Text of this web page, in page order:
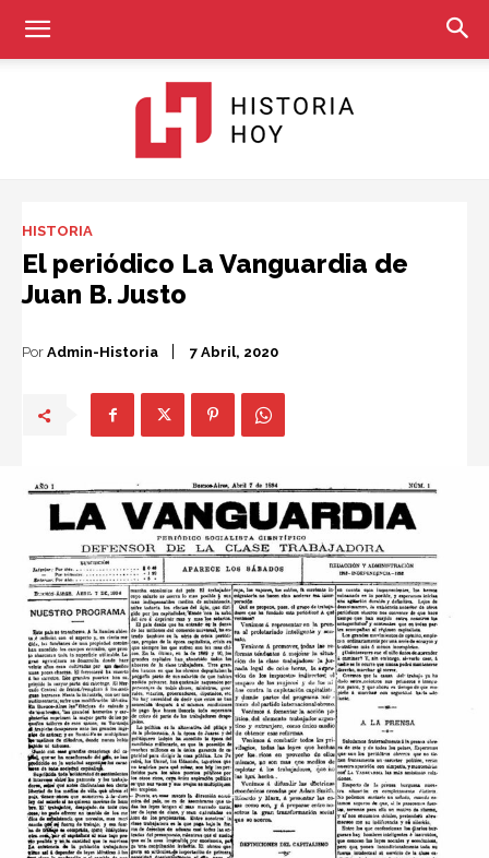
HISTORIA
El periódico La Vanguardia de
Juan B. Justo
Por Admin-Historia 7 Abril, 2020